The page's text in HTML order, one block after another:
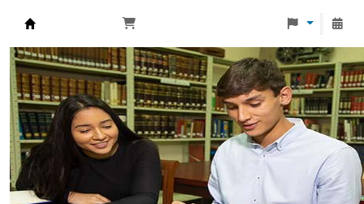
Biblioteca Universidad Monteávila